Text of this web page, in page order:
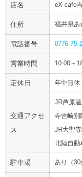
店名 eX cafe
住所 福井県あ
電話番号 0776-75-
営業時間 10:00～
定休日 年中無休
交通アクセ
ス
JR芦原
寺吉崎別
JR大聖
北陸自動
駐車場 あり（30